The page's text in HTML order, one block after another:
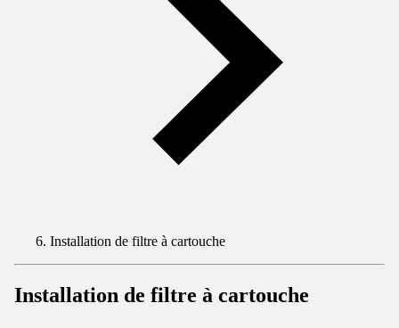
Installation de filtre à cartouche
Installation de filtre à cartouche